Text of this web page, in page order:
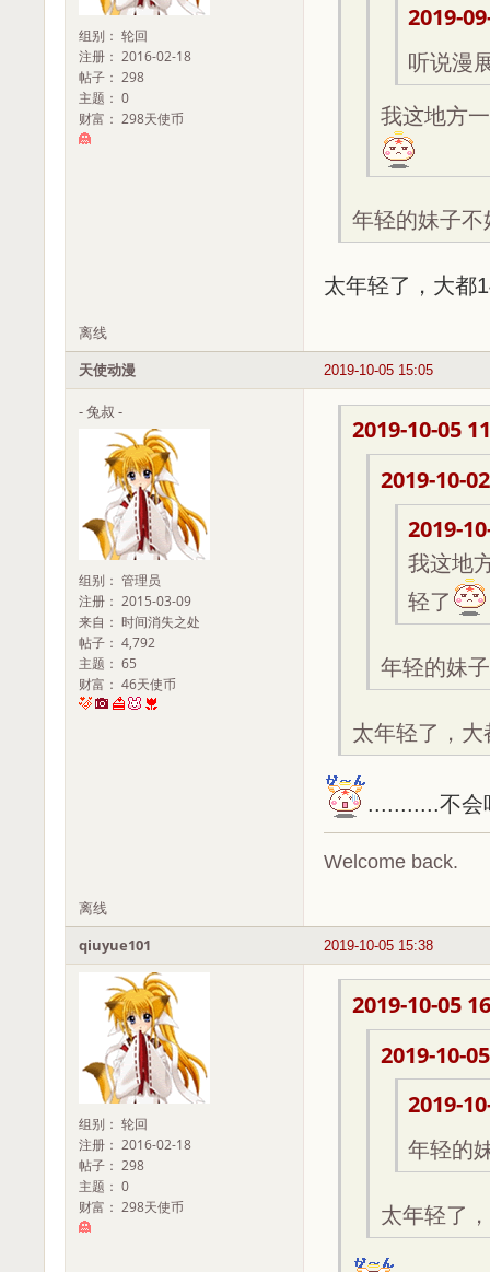
组别： 轮回
注册： 2016-02-18
帖子： 298
主题： 0
财富： 298天使币
2019-
听说漫
我这地方
年轻的妹子不
太年轻了，大都
离线
2019-10-05 15:05
天使动漫
- 兔叔 -
组别： 管理员
注册： 2015-03-09
来自： 时间消失之处
帖子： 4,792
主题： 65
财富： 46天使币
2019-10-05
2019-10-
2019-
我这地
轻了
年轻的妹
太年轻了，
...........不
Welcome back.
离线
2019-10-05 15:38
qiuyue101
组别： 轮回
注册： 2016-02-18
帖子： 298
主题： 0
财富： 298天使币
2019-10-05
2019-10-
2019-
年轻的
太年轻了